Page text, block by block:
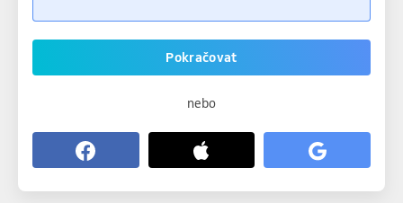
Pokračovat
nebo